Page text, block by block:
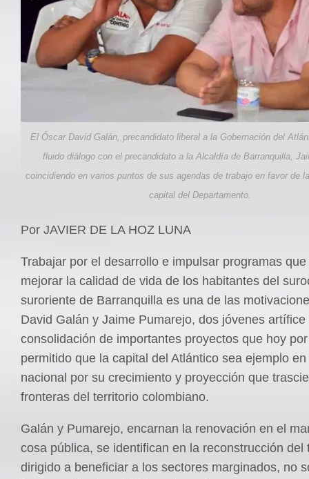
Instagram
Registro ISSN: 2711-3299
El Óscar David Galán, precandidato liberal a la Gobernación del
fluido diálogo con el precandidato a la Alcaldía de Barranquilla,
coincidiendo en varios puntos de sus agendas de trabajo en favor de
capital del Departamento.
Por JAVIER DE LA HOZ LUNA
Trabajar por el desarrollo e impulsar programas
mejorar la calidad de vida de los habitantes del
suroriente de Barranquilla es una de las
David Galán y Jaime Pumarejo, dos jóvenes artífice
consolidación de importantes proyectos que hoy
permitido que la capital del Atlántico sea ejemplo
nacional por su crecimiento y proyección que
fronteras del territorio colombiano.
Galán y Pumarejo, encarnan la renovación en el
cosa pública, se identifican en la reconstrucción del
dirigido a beneficiar a los sectores marginados, no